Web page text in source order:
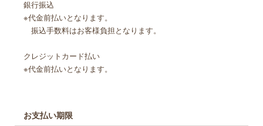
銀行振込
※代金前払いとなります。
振込手数料はお客様負担となります。
クレジットカード払い
※代金前払いとなります。
お支払い期限